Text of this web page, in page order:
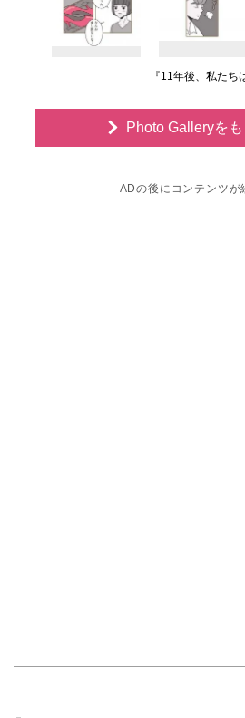
『11年後、私た
Photo Galleryを
ADの後にコンテンツが